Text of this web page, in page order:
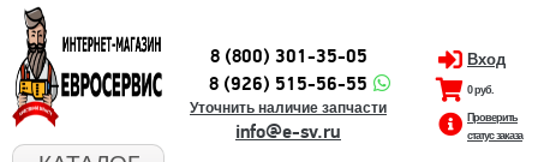
8 (800) 301-35-05
8 (926) 515-56-55
Уточнить наличие запчасти
info@e-sv.ru
Вход
0 руб.
Проверить
статус заказа